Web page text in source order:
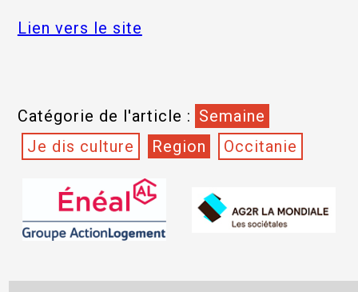
Lien vers le site
Catégorie de l'article : Semaine
Je dis culture
Region Occitanie